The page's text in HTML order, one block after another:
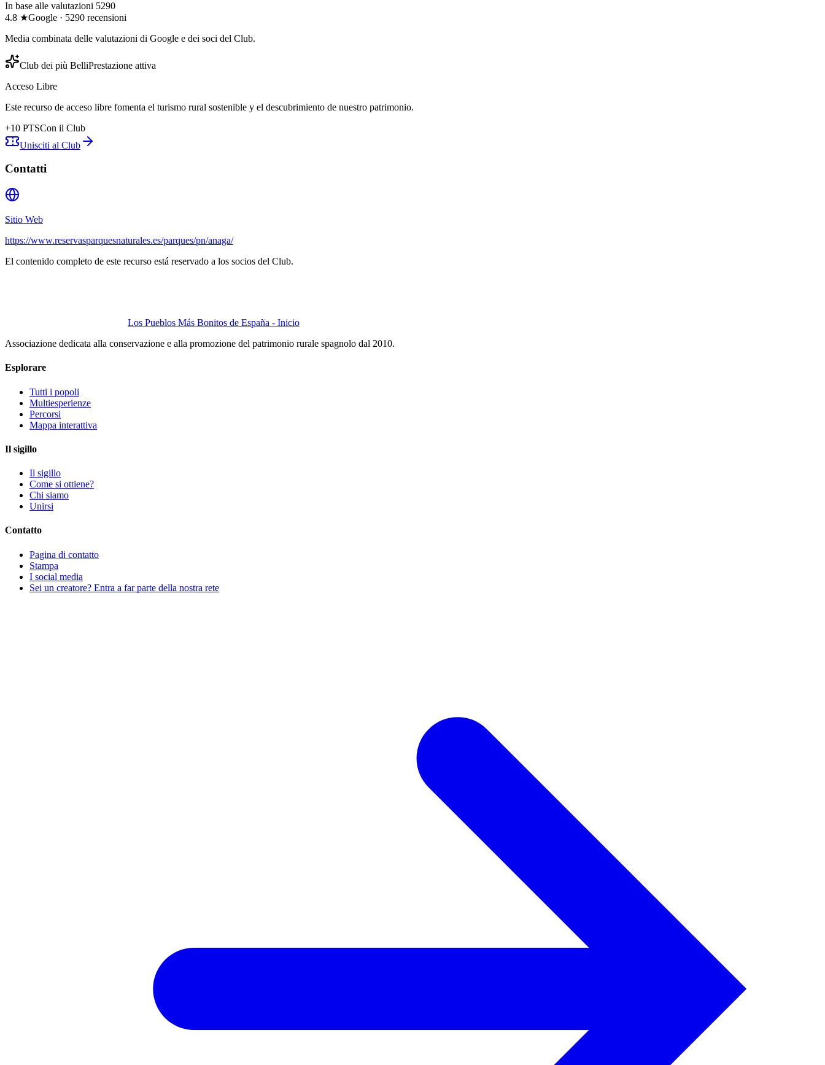
In base alle valutazioni 5290
4.8 ★Google · 5290 recensioni
Media combinata delle valutazioni di Google e dei soci del Club.
Club dei più BelliPrestazione attiva
Acceso Libre
Este recurso de acceso libre fomenta el turismo rural sostenible y el descubrimiento de nuestro patrimonio.
+10 PTSCon il Club
Unisciti al Club
Contatti
Sitio Web
https://www.reservasparquesnaturales.es/parques/pn/anaga/
El contenido completo de este recurso está reservado a los socios del Club.
Los Pueblos Más Bonitos de España - Inicio
Associazione dedicata alla conservazione e alla promozione del patrimonio rurale spagnolo dal 2010.
Esplorare
Tutti i popoli
Multiesperienze
Percorsi
Mappa interattiva
Il sigillo
Il sigillo
Come si ottiene?
Chi siamo
Unirsi
Contatto
Pagina di contatto
Stampa
I social media
Sei un creatore? Entra a far parte della nostra rete